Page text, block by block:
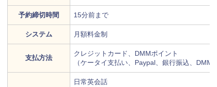
予約締切時間 15分前まで
システム 月額料金制
支払方法
クレジットカード、DMMポイント
（ケータイ支払い、Paypal、銀行振込、DMM
日常英会話